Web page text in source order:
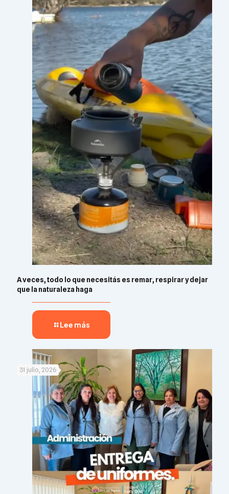
A veces, todo lo que necesitás es remar, respirar y dejar
que la naturaleza haga
Lee más
31 julio, 2026